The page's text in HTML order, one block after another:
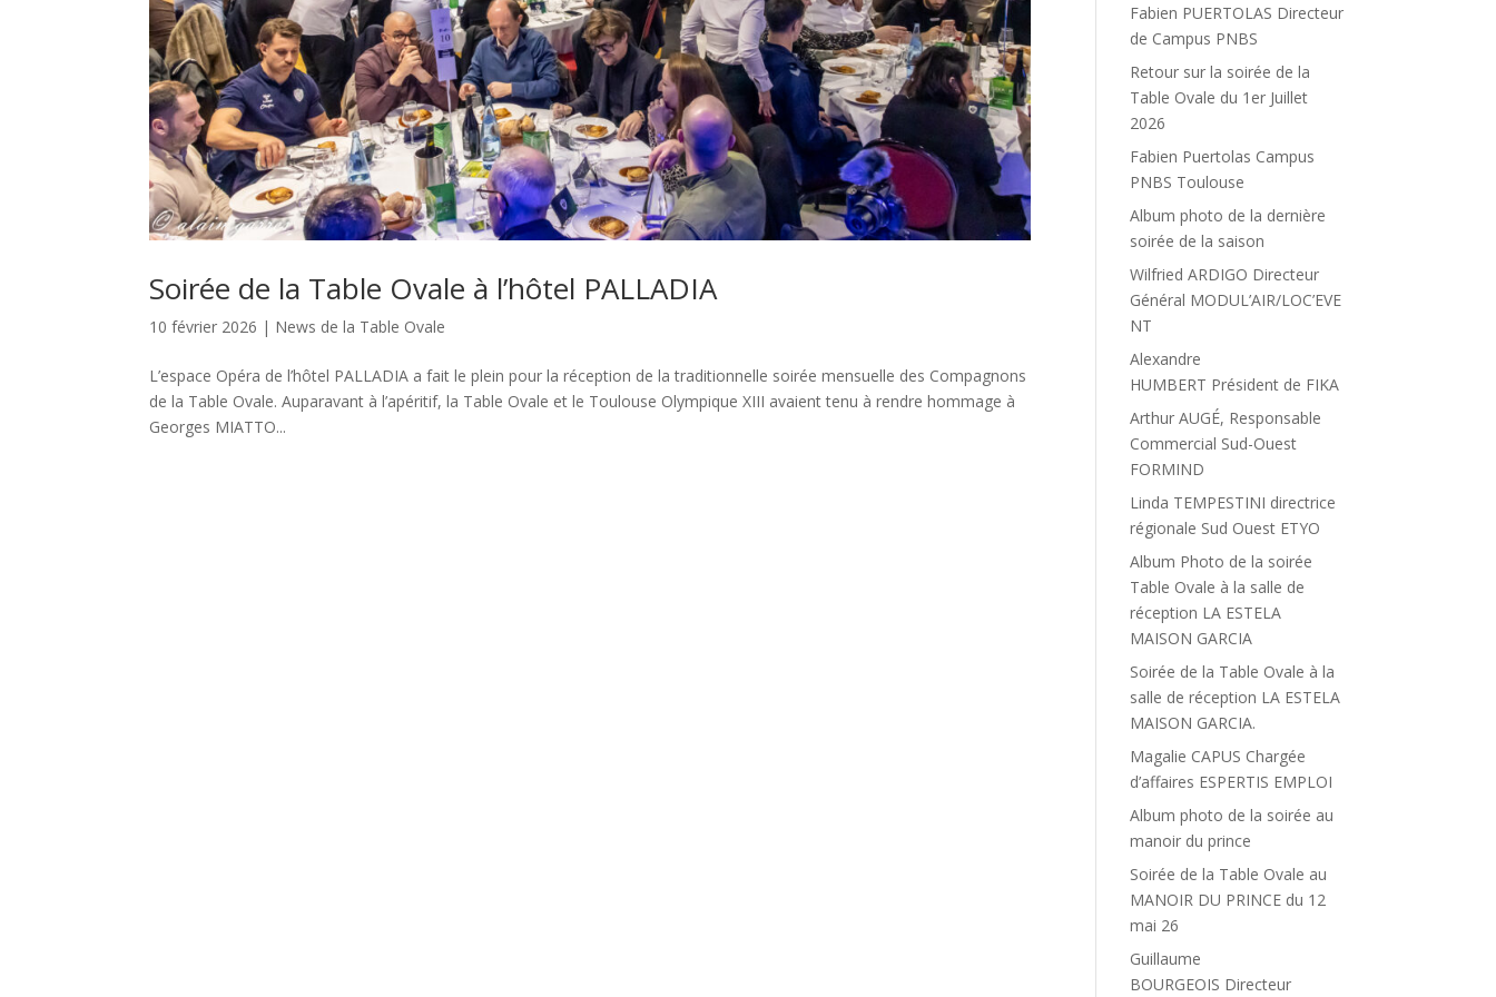
Soirée de la Table Ovale à l’hôtel PALLADIA
10 février 2026 | News de la Table Ovale
L’espace Opéra de l’hôtel PALLADIA a fait le plein pour la réception de la traditionnelle soirée mensuelle des Compagnons
de la Table Ovale. Auparavant à l’apéritif, la Table Ovale et le Toulouse Olympique XIII avaient tenu à rendre hommage à
Georges MIATTO...
Fabien PUERTOLAS Directeur
de Campus PNBS
Retour sur la soirée de la
Table Ovale du 1er Juillet
2026
Fabien Puertolas Campus
PNBS Toulouse
Album photo de la dernière
soirée de la saison
Wilfried ARDIGO Directeur
Général MODUL’AIR/LOC’EVE
NT
Alexandre
HUMBERT Président de FIKA
Arthur AUGÉ, Responsable
Commercial Sud-Ouest
FORMIND
Linda TEMPESTINI directrice
régionale Sud Ouest ETYO
Album Photo de la soirée
Table Ovale à la salle de
réception LA ESTELA
MAISON GARCIA
Soirée de la Table Ovale à la
salle de réception LA ESTELA
MAISON GARCIA.
Magalie CAPUS Chargée
d’affaires ESPERTIS EMPLOI
Album photo de la soirée au
manoir du prince
Soirée de la Table Ovale au
MANOIR DU PRINCE du 12
mai 26
Guillaume
BOURGEOIS Directeur